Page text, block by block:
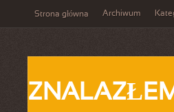
Strona główna Archiwum